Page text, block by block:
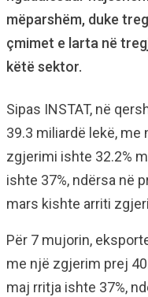
mëparshëm, duke
çmimet e larta në
këtë sektor.
Sipas INSTAT, në
39.3 miliardë lekë, me
zgjerimi ishte 32.2%
ishte 37%, ndërsa në
mars kishte arriti
Për 7 mujorin,
me një zgjerim prej
maj rritja ishte 37%,